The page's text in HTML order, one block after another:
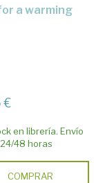
€
en librería. Envío
48 horas
COMPRAR